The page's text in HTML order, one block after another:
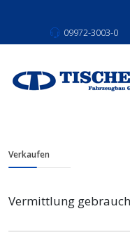
09972-3003-0
Verkaufen
Vermittlung